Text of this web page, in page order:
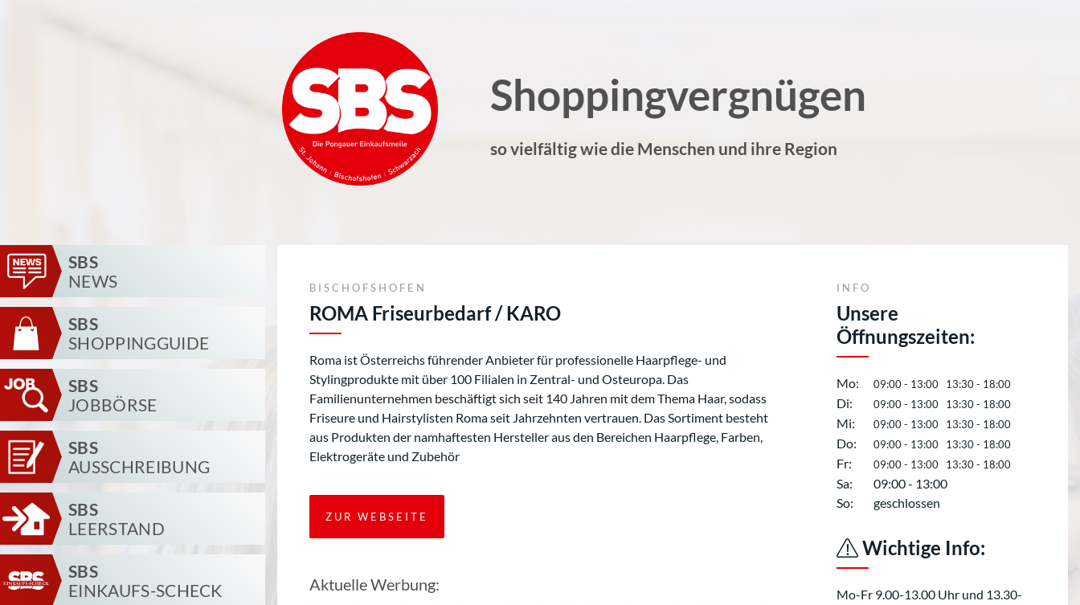
Shoppingvergnügen
so vielfältig wie die Menschen und ihre Region
SBS
NEWS
SBS
SHOPPINGGUIDE
SBS
JOBBÖRSE
SBS
AUSSCHREIBUNG
SBS
LEERSTAND
SBS
EINKAUFS-SCHECK
BISCHOFSHOFEN
ROMA Friseurbedarf / KARO
Roma ist Österreichs führender Anbieter für professionelle Haarpflege- und
Stylingprodukte mit über 100 Filialen in Zentral- und Osteuropa. Das
Familienunternehmen beschäftigt sich seit 140 Jahren mit dem Thema Haar, sodass
Friseure und Hairstylisten Roma seit Jahrzehnten vertrauen. Das Sortiment besteht
aus Produkten der namhaftesten Hersteller aus den Bereichen Haarpflege, Farben,
Elektrogeräte und Zubehör
ZUR WEBSEITE
Aktuelle Werbung:
INFO
Unsere
Öffnungszeiten:
Mo: 09:00 - 13:00 13:30 - 18:00
Di: 09:00 - 13:00 13:30 - 18:00
Mi: 09:00 - 13:00 13:30 - 18:00
Do: 09:00 - 13:00 13:30 - 18:00
Fr: 09:00 - 13:00 13:30 - 18:00
Sa:
09:00 - 13:00
So:
geschlossen
Wichtige Info:
Mo-Fr 9.00-13.00 Uhr und 13.30-